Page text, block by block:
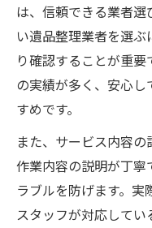
は、信頼できる業者
い遺品整理業者を選
り確認することが重
の実績が多く、安心
すめです。
また、サービス内容
作業内容の説明が丁寧
ラブルを防げます。
スタッフが対応して